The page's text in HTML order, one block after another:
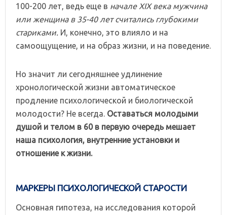
100-200 лет, ведь еще в начале XIX века мужчина
или женщина в 35-40 лет считались глубокими
стариками. И, конечно, это влияло и на
самоощущение, и на образ жизни, и на поведение.
Но значит ли сегодняшнее удлинение
хронологической жизни автоматическое
продление психологической и биологической
молодости? Не всегда. Оставаться молодыми
душой и телом в 60 в первую очередь мешает
наша психология, внутренние установки и
отношение к жизни.
МАРКЕРЫ ПСИХОЛОГИЧЕСКОЙ СТАРОСТИ
Основная гипотеза, на исследования которой